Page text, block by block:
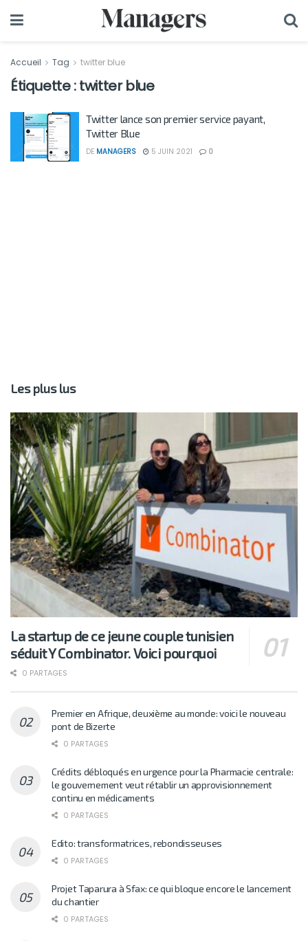
Accueil Tag twitter blue
Étiquette :twitter blue
Twitter lance son premier service payant,
Twitter Blue
DE MANAGERS 5 JUIN 2021 0
Les plus lus
La startup de ce jeune couple tunisien
séduit Y Combinator. Voici pourquoi
0 PARTAGES
Premier en Afrique, deuxième au monde: voici le nouveau
pont de Bizerte
0 PARTAGES
Crédits débloqués en urgence pour la Pharmacie centrale:
le gouvernement veut rétablir un approvisionnement
continu en médicaments
0 PARTAGES
Edito: transformatrices, rebondisseuses
0 PARTAGES
Projet Taparura à Sfax: ce qui bloque encore le lancement
du chantier
0 PARTAGES